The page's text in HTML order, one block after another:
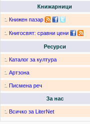
Книжарници
:. Книжен пазар
:. Книгосвят: сравни цени
Ресурси
:. Каталог за култура
:. Артзона
:. Писмена реч
За нас
:. Всичко за LiterNet